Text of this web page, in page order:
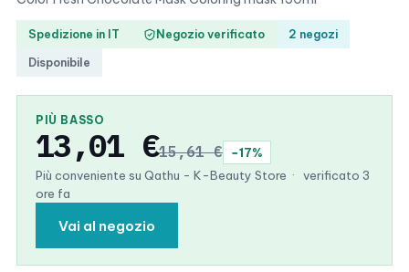
Spedizione in IT Negozio verificato
2 negozi
Disponibile
PIÙ BASSO
13,01 €15,61 €
−17%
Più conveniente su Qathu - K-Beauty Store ·
verificato 3
ore fa
Vai al negozio